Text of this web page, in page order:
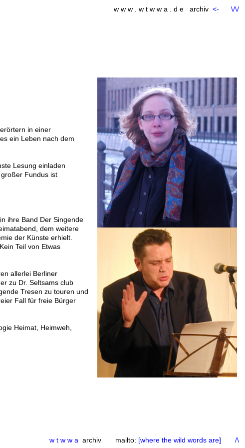
w w w . w t w w a . d e archiv <- \/\/
erörtern in einer
ein Leben nach dem
Lesung einladen
Fundus ist
ihre Band Der Singende
dem weitere
der Künste erhielt.
Teil von Etwas
allerlei Berliner
zu Dr. Seltsams club
Tresen zu touren und
Fall für freie Bürger
Heimat, Heimweh,
w t w w a archiv mailto: [where the wild words are] /\